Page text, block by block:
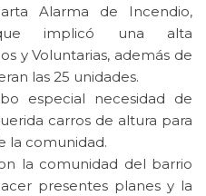
Alarma de Incendio,
implicó una alta
y Voluntarias, además de
las 25 unidades.
especial necesidad de
carros de altura para
la comunidad.
la comunidad del barrio
presentes planes y la